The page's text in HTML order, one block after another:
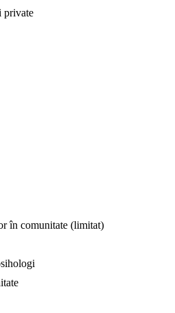
private
în comunitate (limitat)